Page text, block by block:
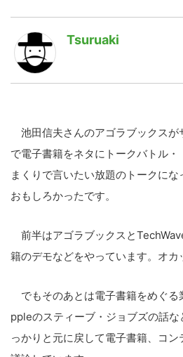
Tsuruaki
池田信夫さんのアゴラブックスが
で電子書籍をネタにトークバトル
まくりで言いたい放題のトークに
おもしろかったです。
前半はアゴラブックスと
籍のデモなどをやっています。オカ
でもそのあとは電子書籍をめぐる
ppleのスティーブ・ジョブズの話
っかりと元に戻して電子書籍、コ
AI
Drone
[YouTube]
投資家登録
Block Data Bank